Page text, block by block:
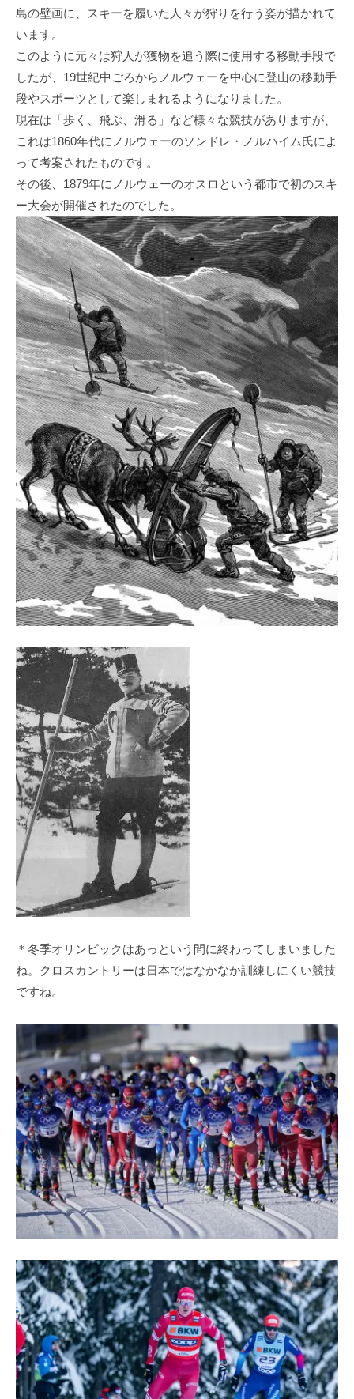
島の壁画に、スキーを履いた人々が狩りを行う姿が描かれて
います。
このように元々は狩人が獲物を追う際に使用する移動手段で
したが、19世紀中ごろからノルウェーを中心に登山の移動手
段やスポーツとして楽しまれるようになりました。
現在は「歩く、飛ぶ、滑る」など様々な競技がありますが、
これは1860年代にノルウェーのソンドレ・ノルハイム氏によ
って考案されたものです。
その後、1879年にノルウェーのオスロという都市で初のスキ
ー大会が開催されたのでした。
＊冬季オリンピックはあっという間に終わってしまいました
ね。クロスカントリーは日本ではなかなか訓練しにくい競技
ですね。